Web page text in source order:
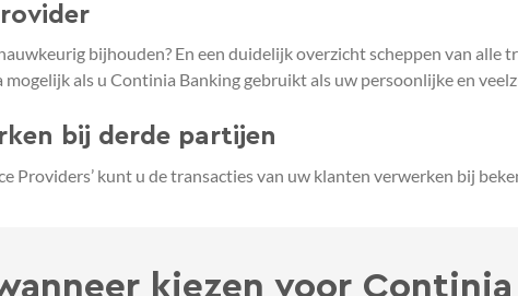
bijhouden? En een duidelijk overzicht scheppen van
mogelijk als u Continia Banking gebruikt als uw persoonlijke en
bij derde partijen
Providers’ kunt u de transacties van uw klanten verwerken bij
kiezen voor